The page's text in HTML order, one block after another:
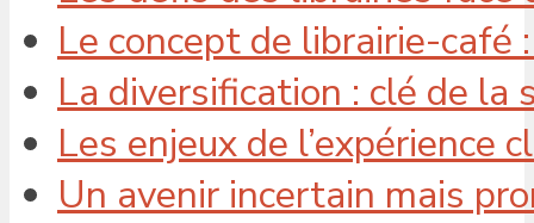
Le concept de librairie-café
La diversification : clé de la
Les enjeux de l’expérience
Un avenir incertain mais